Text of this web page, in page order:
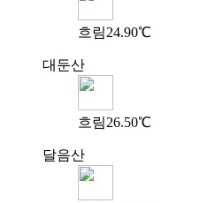
흐림24.90℃
대둔산
흐림26.50℃
달음산